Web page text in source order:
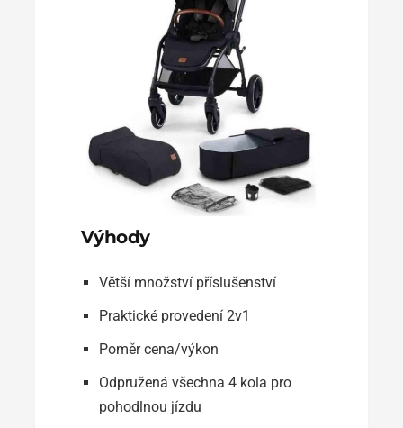
Výhody
Větší množství příslušenství
Praktické provedení 2v1
Poměr cena/výkon
Odpružená všechna 4 kola pro
pohodlnou jízdu